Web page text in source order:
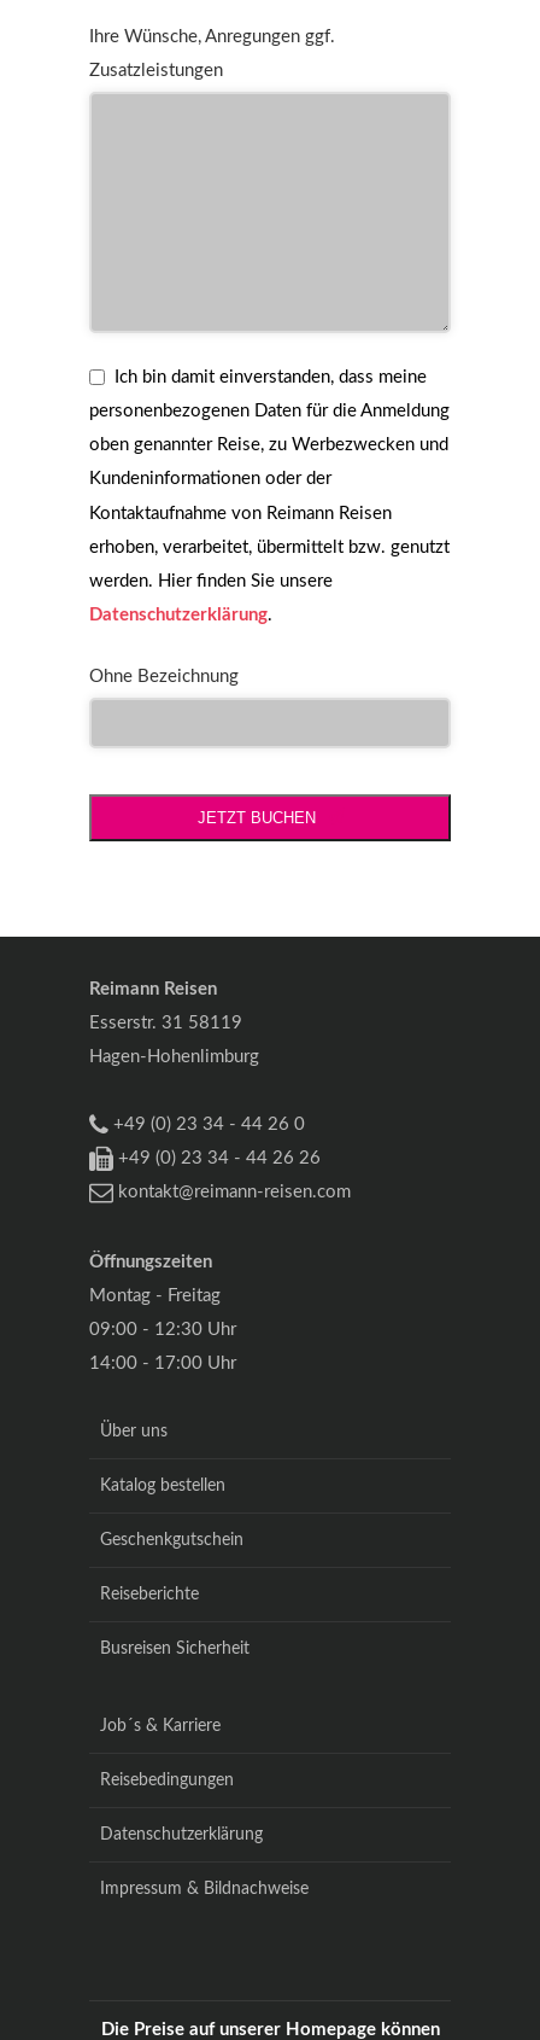
Ihre Wünsche, Anregungen ggf.
Zusatzleistungen
Ich bin damit einverstanden, dass meine
personenbezogenen Daten für die Anmeldung
oben genannter Reise, zu Werbezwecken und
Kundeninformationen oder der
Kontaktaufnahme von Reimann Reisen
erhoben, verarbeitet, übermittelt bzw. genutzt
werden. Hier finden Sie unsere
Datenschutzerklärung.
Ohne Bezeichnung
JETZT BUCHEN
Reimann Reisen
Esserstr. 31 58119
Hagen-Hohenlimburg
+49 (0) 23 34 - 44 26 0
+49 (0) 23 34 - 44 26 26
kontakt@reimann-reisen.com
Öffnungszeiten
Montag - Freitag
09:00 - 12:30 Uhr
14:00 - 17:00 Uhr
Über uns
Katalog bestellen
Geschenkgutschein
Reiseberichte
Busreisen Sicherheit
Job´s & Karriere
Reisebedingungen
Datenschutzerklärung
Impressum & Bildnachweise
Die Preise auf unserer Homepage können